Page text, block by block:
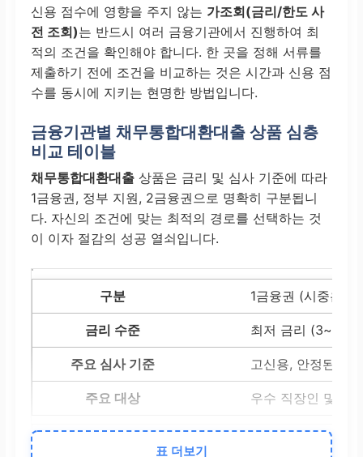
신용 점수에 영향을 주지 않는 가조회(금리/한도 사
전 조회)는 반드시 여러 금융기관에서 진행하여 최
적의 조건을 확인해야 합니다. 한 곳을 정해 서류를
제출하기 전에 조건을 비교하는 것은 시간과 신용 점
수를 동시에 지키는 현명한 방법입니다.
금융기관별 채무통합대환대출 상품 심층
비교 테이블
채무통합대환대출 상품은 금리 및 심사 기준에 따라
1금융권, 정부 지원, 2금융권으로 명확히 구분됩니
다. 자신의 조건에 맞는 최적의 경로를 선택하는 것
이 이자 절감의 성공 열쇠입니다.
1금융권 (시중은행)
최저 금리 (3~5%)
고신용, 안정된 고
우수 직장인 및 전
정부 지원 (햇살론
표 더보기